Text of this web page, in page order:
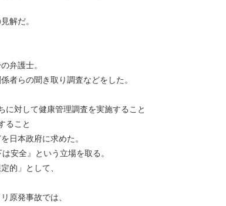
解だ。
弁護士。
者らの聞き取り調査などをした。
対して健康管理調査を実施すること
ること
日本政府に求めた。
安全』という立場を取る。
的」として、
原発事故では、